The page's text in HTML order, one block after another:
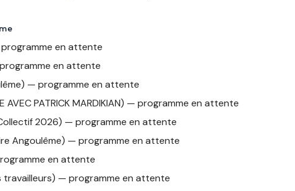
en attente
programme en attente
— programme en attente
AVEC PATRICK MARDIKIAN) — programme en attente
2026) — programme en attente
Angoulême) — programme en attente
en attente
— programme en attente